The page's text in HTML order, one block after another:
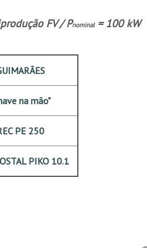
FV / Pnominal= 100 kW
na mão"
PE 250
PIKO 10.1